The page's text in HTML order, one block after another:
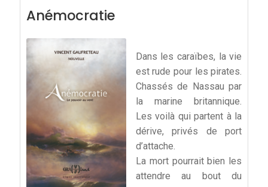
Anémocratie
Dans les caraïbes, la vie
est rude pour les pirates.
Chassés de Nassau par
la marine britannique.
Les voilà qui partent à la
dérive, privés de port
d’attache.
La mort pourrait bien les
attendre au bout du